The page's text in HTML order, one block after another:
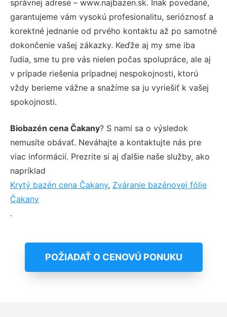
správnej adrese – www.najbazen.sk. Inak povedané,
garantujeme vám vysokú profesionalitu, serióznosť a
korektné jednanie od prvého kontaktu až po samotné
dokončenie vašej zákazky. Keďže aj my sme iba
ľudia, sme tu pre vás nielen počas spolupráce, ale aj
v prípade riešenia prípadnej nespokojnosti, ktorú
vždy berieme vážne a snažíme sa ju vyriešiť k vašej
spokojnosti.
Biobazén cena Čakany? S nami sa o výsledok
nemusíte obávať. Neváhajte a kontaktujte nás pre
viac informácií. Prezrite si aj ďalšie naše služby, ako
napríklad
Krytý bazén cena Čakany, Zváranie bazénovej fólie
Čakany
.
POŽIADAŤ O CENOVÚ PONUKU